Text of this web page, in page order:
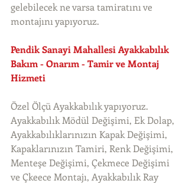
gelebilecek ne varsa tamiratını ve
montajını yapıyoruz.
Pendik Sanayi Mahallesi Ayakkabılık
Bakım - Onarım - Tamir ve Montaj
Hizmeti
Özel Ölçü Ayakkabılık yapıyoruz.
Ayakkabılık Mödül Değişimi, Ek Dolap,
Ayakkabılıklarınızın Kapak Değişimi,
Kapaklarınızın Tamiri, Renk Değişimi,
Menteşe Değişimi, Çekmece Değişimi
ve Çkeece Montajı, Ayakkabılık Ray